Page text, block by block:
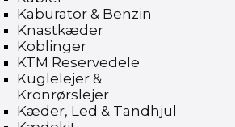
Kaburator & Benzin
Knastkæder
Koblinger
KTM Reservedele
Kuglelejer &
Kronrørslejer
Kæder, Led & Tandhjul